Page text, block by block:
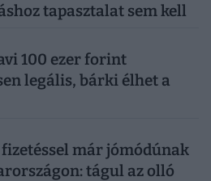
tapasztalat sem kell
100 ezer forint
legális, bárki élhet a
már jómódúnak
tágul az olló